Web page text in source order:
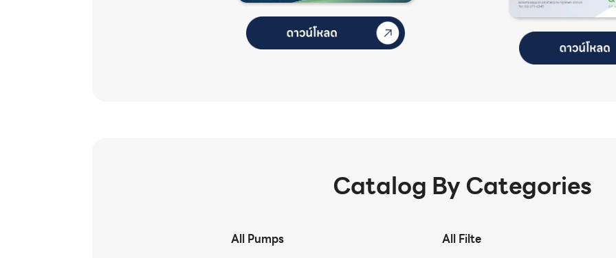
Catalog By Categories
All Pumps All Filte